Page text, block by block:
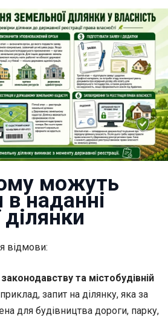
можуть
в наданні
відмови:
та містобудівній
запит на ділянку, яка за
для будівництва дороги, парку,